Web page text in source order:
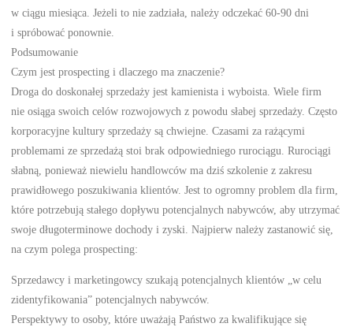
w ciągu miesiąca. Jeżeli to nie zadziała, należy odczekać 60-90 dni
i spróbować ponownie.
Podsumowanie
Czym jest prospecting i dlaczego ma znaczenie?
Droga do doskonałej sprzedaży jest kamienista i wyboista. Wiele firm
nie osiąga swoich celów rozwojowych z powodu słabej sprzedaży. Często
korporacyjne kultury sprzedaży są chwiejne. Czasami za rażącymi
problemami ze sprzedażą stoi brak odpowiedniego rurociągu. Rurociągi
słabną, ponieważ niewielu handlowców ma dziś szkolenie z zakresu
prawidłowego poszukiwania klientów. Jest to ogromny problem dla firm,
które potrzebują stałego dopływu potencjalnych nabywców, aby utrzymać
swoje długoterminowe dochody i zyski. Najpierw należy zastanowić się,
na czym polega prospecting:
Sprzedawcy i marketingowcy szukają potencjalnych klientów „w celu
zidentyfikowania” potencjalnych nabywców.
Perspektywy to osoby, które uważają Państwo za kwalifikujące się